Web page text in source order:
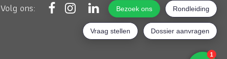
Volg ons: